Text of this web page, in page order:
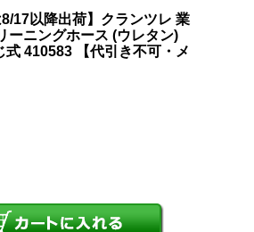
17以降出荷】クランツレ 業
ーニングホース (ウレタン)
410583 【代引き不可・メ